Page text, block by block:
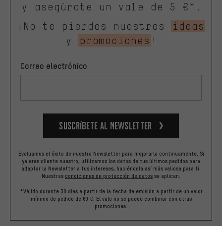
y asegúrate un vale de 5 €*.
¡No te pierdas nuestras
ideas
y
promociones !
Correo electrónico
Suscríbete al newsletter
Evaluamos el éxito de nuestra Newsletter para mejorarla continuamente. Si
ya eres cliente nuestro, utilizamos los datos de tus últimos pedidos para
adaptar la Newsletter a tus intereses, haciéndola así más valiosa para ti.
Nuestras condiciones de protección de datos se aplican.
*Válido durante 30 días a partir de la fecha de emisión a partir de un valor
mínimo de pedido de 60 €. El vale no se puede combinar con otras
promociones.